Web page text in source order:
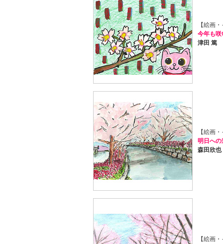
【絵画
今年も咲
津田 篤
【絵画
明日への
森田欣也
【絵画